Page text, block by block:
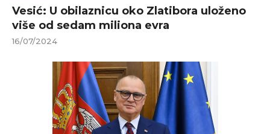
Vesić: U obilaznicu oko Zlatibora uloženo
više od sedam miliona evra
16/07/2024